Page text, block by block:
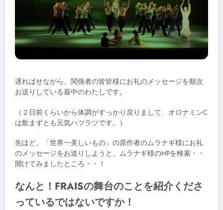
遅ればせながら、関係者の皆皆様にお礼のメッセージを順次
お送りしている最中のわたしです。
（２日前くらいから体調がすっかり戻りまして、オロナミンC
は飲まずとも元気ハツラツです。）
先ほど、「世界一美しいもの」の原作者のムラナギ様にお礼
のメッセージをお送りしようと、ムラナギ様のHPを検索・・
開けてみましたところ・・！
なんと！FRAISの舞台のことを紹介くださ
っているではないですか！